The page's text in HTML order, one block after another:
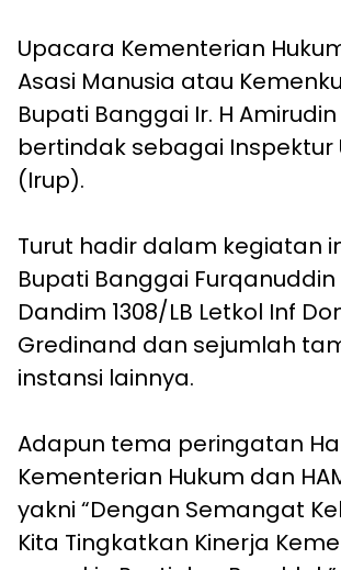
Upacara Kementerian
Asasi Manusia atau
Bupati Banggai Ir. H
bertindak sebagai Inspektur
(Irup).
Turut hadir dalam kegiatan
Bupati Banggai Furqanuddin
Dandim 1308/LB Letkol Inf
Gredinand dan sejumlah
instansi lainnya.
Adapun tema peringatan
Kementerian Hukum dan
yakni “Dengan Semangat
Kita Tingkatkan Kinerja